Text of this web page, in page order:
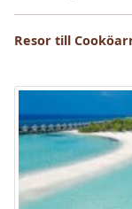
Resor till